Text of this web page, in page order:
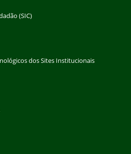
(SIC)
dos Sites Institucionais